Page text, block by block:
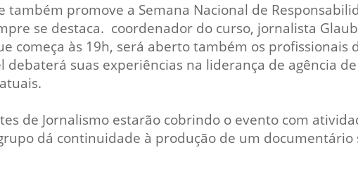
do
e
PDI - Plano de
Desenvolvimento
Institucional 2023-2027
também promove a Semana Nacional de
se destaca. coordenador do curso, jornalista
começa às 19h, será aberto também os profissionais
debaterá suas experiências na liderança de agência
de Jornalismo estarão cobrindo o evento com
dá continuidade à produção de um documentário